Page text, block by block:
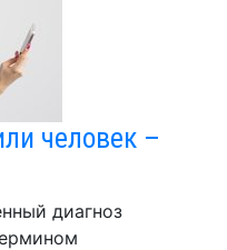
человек –
диагноз